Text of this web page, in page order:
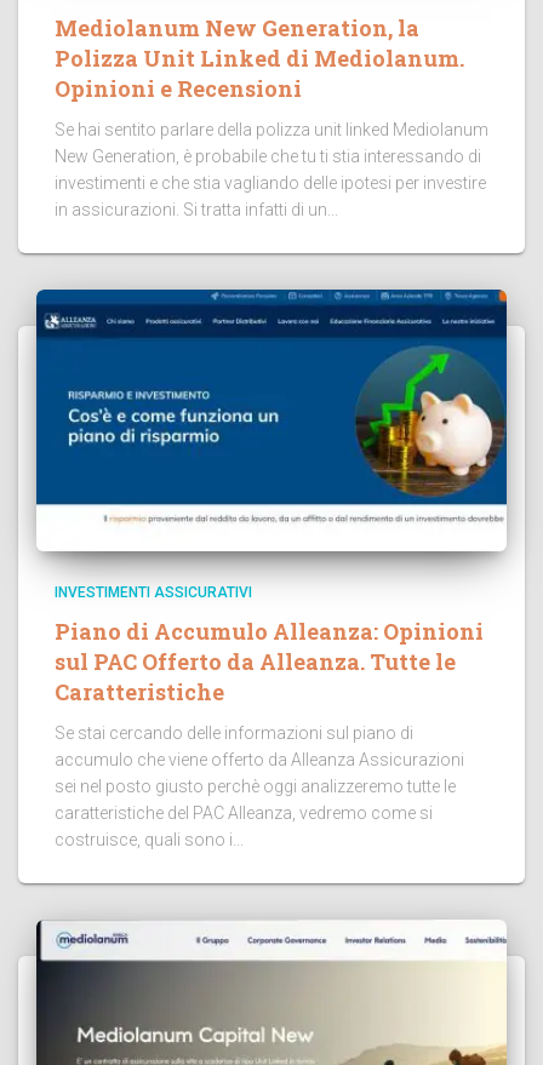
Mediolanum New Generation, la
Polizza Unit Linked di Mediolanum.
Opinioni e Recensioni
Se hai sentito parlare della polizza unit linked Mediolanum
New Generation, è probabile che tu ti stia interessando di
investimenti e che stia vagliando delle ipotesi per investire
in assicurazioni. Si tratta infatti di un...
INVESTIMENTI ASSICURATIVI
Piano di Accumulo Alleanza: Opinioni
sul PAC Offerto da Alleanza. Tutte le
Caratteristiche
Se stai cercando delle informazioni sul piano di
accumulo che viene offerto da Alleanza Assicurazioni
sei nel posto giusto perchè oggi analizzeremo tutte le
caratteristiche del PAC Alleanza, vedremo come si
costruisce, quali sono i...